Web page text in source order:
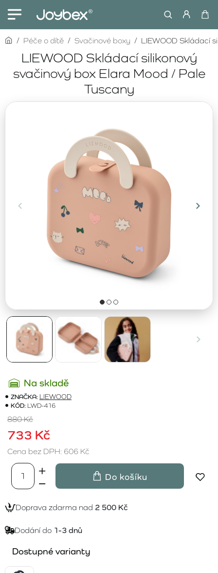
LIEWOOD Skládací silikonový
svačinový box Elara Mood / Pale
Tuscany
homePéče o dítě Svačinové boxy LIEWOOD Skládací
Na skladě
ZNAČKA: LIEWOOD
KÓD: LWD-416
733 Kč
880 Kč
Cena bez DPH: 606 Kč
Do košíku
Doprava zdarma nad 2 500 Kč
Dodání do 1-3 dnů
Dostupné varianty